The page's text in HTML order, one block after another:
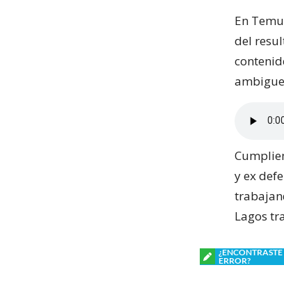
En
del
y ex
Lagos
ERROR?